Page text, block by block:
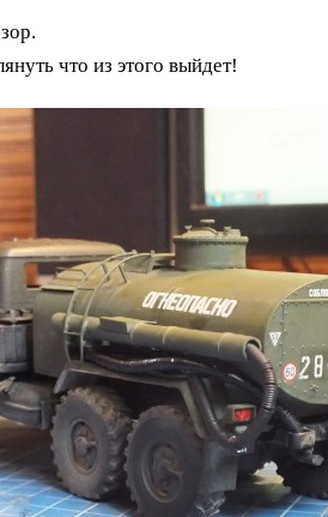
что из этого выйдет!